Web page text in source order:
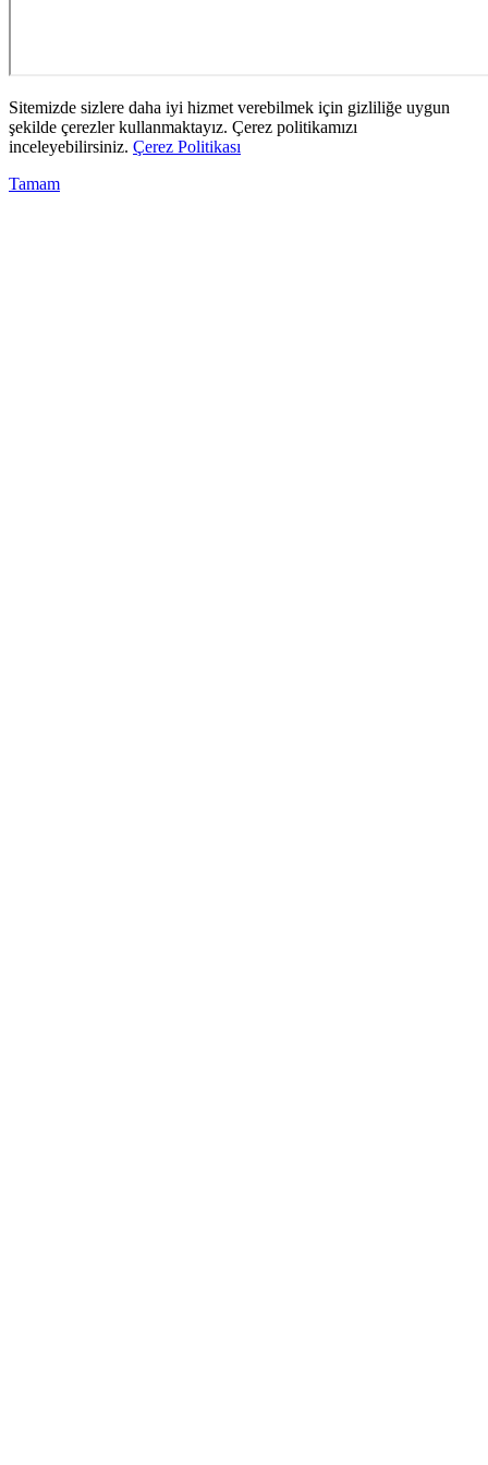
Sitemizde sizlere daha iyi hizmet verebilmek için gizliliğe uygun
şekilde çerezler kullanmaktayız. Çerez politikamızı
inceleyebilirsiniz. Çerez Politikası
Tamam